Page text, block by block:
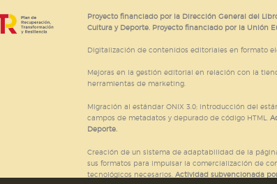
Proyecto financiado por la Dirección General del
Cultura y Deporte. Proyecto financiado por la Unión
Digitalización de contenidos editoriales en formato
Mejoras en la gestión editorial en relación con la
herramientas de marketing.
Migración al estándar ONIX 3.0; introducción del
campos de metadatos y depurado de código HTML.
Deporte.
Creación de un sistema de adaptabilidad de la
sus formatos para impulsar la comercialización de
tecnológicos necesarios. Actividad subvencionada